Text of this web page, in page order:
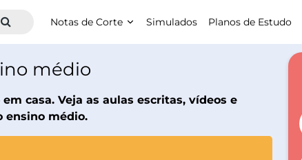
Notas de Corte Simulados Planos de Estudo
médio
casa. Veja as aulas escritas, vídeos e
ensino médio.